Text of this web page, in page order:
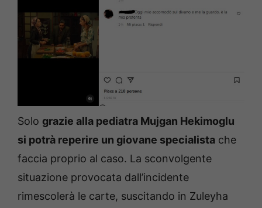
Solo grazie alla pediatra Mujgan Hekimoglu
si potrà reperire un giovane specialista che
faccia proprio al caso. La sconvolgente
situazione provocata dall’incidente
rimescolerà le carte, suscitando in Zuleyha